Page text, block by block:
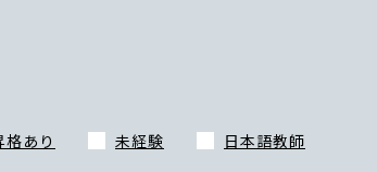
あり 未経験 日本語教師